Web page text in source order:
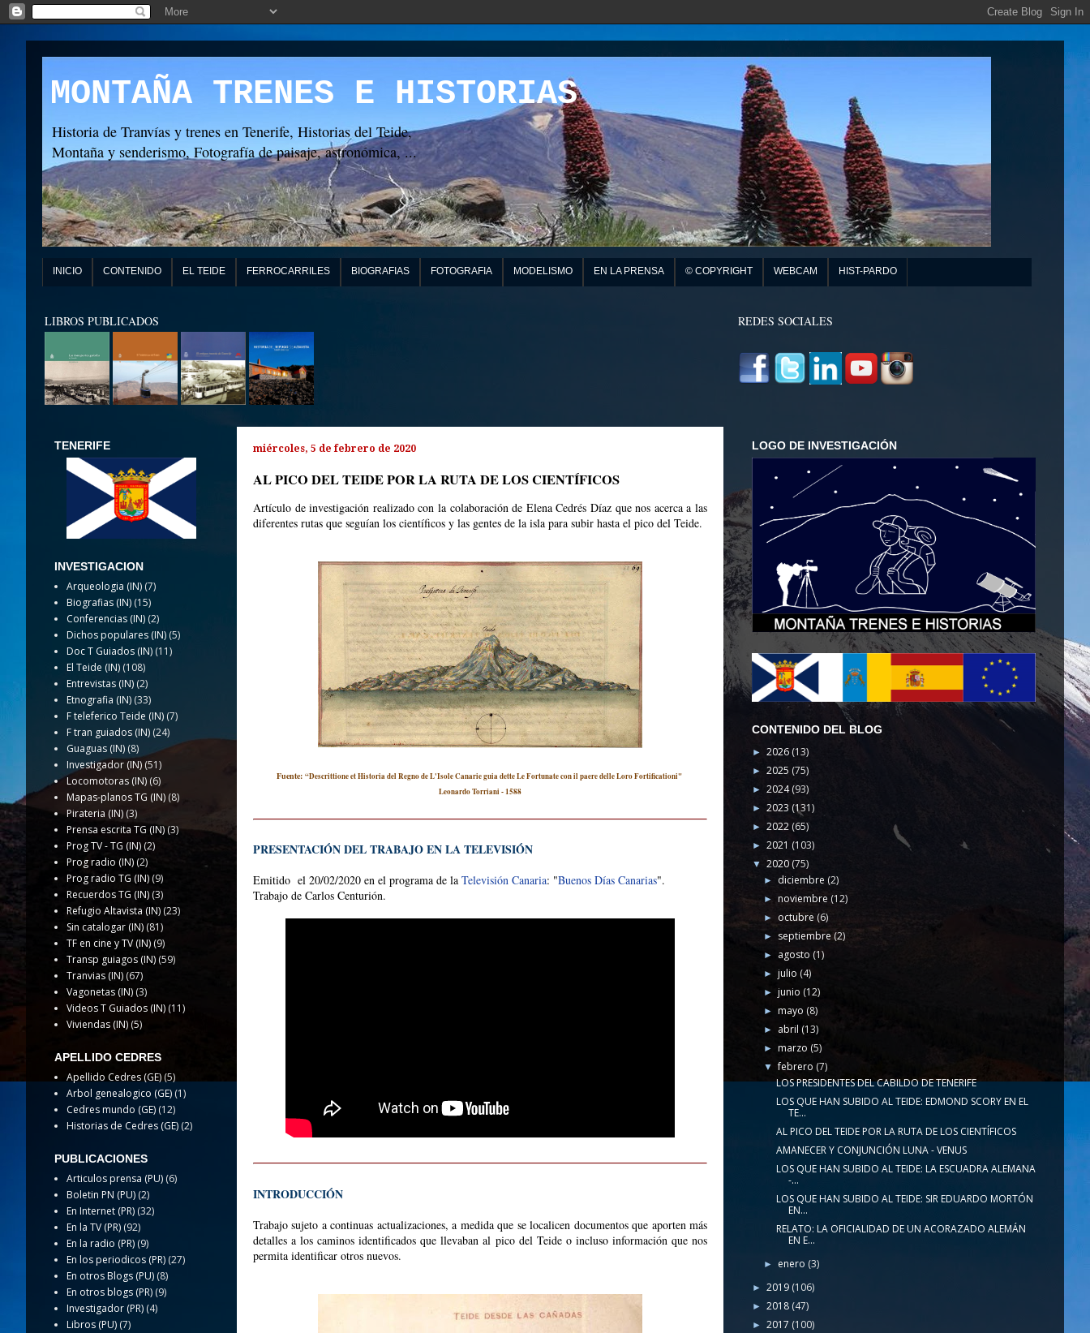
MONTAÑA TRENES E HISTORIAS
Historia de Tranvías y trenes en Tenerife, Historias del Teide,
Montaña y senderismo, Fotografía de paisaje, astronómica, ...
INICIO CONTENIDO EL TEIDE FERROCARRILES BIOGRAFIAS FOTOGRAFIA MODELISMO EN LA PRENSA © COPYRIGHT WEBCAM HIST-PARDO
LIBROS PUBLICADOS REDES SOCIALES
miércoles, 5 de febrero de 2020
AL PICO DEL TEIDE POR LA RUTA DE LOS CIENTÍFICOS
Artículo de investigación realizado con la colaboración de Elena Cedrés Díaz que nos acerca a las
diferentes rutas que seguían los científicos y las gentes de la isla para subir hasta el pico del Teide.
Fuente: “Descrittione et Historia del Regno de L'Isole Canarie guia dette Le Fortunate con il paere delle Loro Fortificationi"
Leonardo Torriani - 1588
PRESENTACIÓN DEL TRABAJO EN LA TELEVISIÓN
Emitido el 20/02/2020 en el programa de la Televisión Canaria: "Buenos Días Canarias".
Trabajo de Carlos Centurión.
INTRODUCCIÓN
Trabajo sujeto a continuas actualizaciones, a medida que se localicen documentos que aporten más
detalles a los caminos identificados que llevaban al pico del Teide o incluso información que nos
permita identificar otros nuevos.
TENERIFE
INVESTIGACION
Arqueologia (IN) (7)
Biografias (IN) (15)
Conferencias (IN) (2)
Dichos populares (IN) (5)
Doc T Guiados (IN) (11)
El Teide (IN) (108)
Entrevistas (IN) (2)
Etnografia (IN) (33)
F teleferico Teide (IN) (7)
F tran guiados (IN) (24)
Guaguas (IN) (8)
Investigador (IN) (51)
Locomotoras (IN) (6)
Mapas-planos TG (IN) (8)
Pirateria (IN) (3)
Prensa escrita TG (IN)(3)
Prog TV - TG (IN) (2)
Prog radio (IN) (2)
Prog radio TG (IN) (9)
Recuerdos TG (IN) (3)
Refugio Altavista (IN) (23)
Sin catalogar (IN) (81)
TF en cine y TV (IN) (9)
Transp guiagos (IN)(59)
Tranvias (IN) (67)
Vagonetas (IN) (3)
Videos T Guiados (IN) (11)
Viviendas (IN) (5)
APELLIDO CEDRES
Apellido Cedres (GE) (5)
Arbol genealogico (GE) (1)
Cedres mundo (GE) (12)
Historias de Cedres (GE) (2)
PUBLICACIONES
Articulos prensa (PU) (6)
Boletin PN (PU) (2)
En Internet (PR) (32)
En la TV (PR) (92)
En la radio (PR) (9)
En los periodicos (PR) (27)
En otros Blogs (PU) (8)
En otros blogs (PR) (9)
Investigador (PR) (4)
Libros (PU) (7)
LOGO DE INVESTIGACIÓN
CONTENIDO DEL BLOG
► 2026(13)
► 2025 (75)
► 2024(93)
► 2023 (131)
► 2022 (65)
► 2021 (103)
▼ 2020 (75)
► diciembre (2)
►noviembre (12)
► octubre(6)
► septiembre (2)
► agosto (1)
►julio (4)
►junio (12)
►mayo (8)
► abril (13)
►marzo (5)
▼febrero (7)
LOS PRESIDENTES DEL CABILDO DE TENERIFE
LOS QUE HAN SUBIDO AL TEIDE: EDMOND SCORY EN EL
TE...
AL PICO DEL TEIDE POR LA RUTA DE LOS CIENTÍFICOS
AMANECER Y CONJUNCIÓN LUNA - VENUS
LOS QUE HAN SUBIDO AL TEIDE: LA ESCUADRA ALEMANA
-...
LOS QUE HAN SUBIDO AL TEIDE: SIR EDUARDO MORTÓN
EN...
RELATO: LA OFICIALIDAD DE UN ACORAZADO ALEMÁN
EN E...
► enero (3)
► 2019 (106)
► 2018 (47)
► 2017 (100)